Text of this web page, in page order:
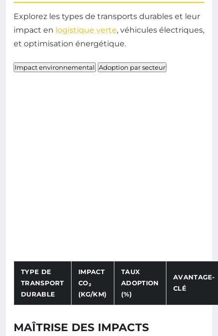
Explorez les types de transports durables et leur
impact en logistique verte, véhicules électriques,
et optimisation énergétique.
Impact environnemental Adoption par secteur
TYPE DE
TRANSPORT
DURABLE
IMPACT
CO₂
(KG/KM)
TAUX
ADOPTION
(%)
AVANTAGE-
CLÉ
MAÎTRISE DES IMPACTS